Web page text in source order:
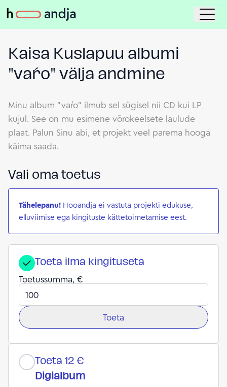
Kaisa Kuslapuu albumi
"vaŕo" välja andmine
Minu album "vaŕo" ilmub sel sügisel nii CD kui LP
kujul. See on mu esimene võrokeelsete laulude
plaat. Palun Sinu abi, et projekt veel parema hooga
käima saada.
Vali oma toetus
Tähelepanu! Hooandja ei vastuta projekti edukuse,
elluviimise ega kingituste kättetoimetamise eest.
Toeta ilma kingituseta
Toetussumma, €
Toeta
Toeta 12 €
Digialbum